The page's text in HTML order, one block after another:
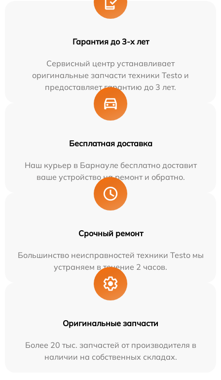
Гарантия до 3-х лет
Сервисный центр устанавливает
оригинальные запчасти техники Testo и
предоставляет гарантию до 3 лет.
Бесплатная доставка
Наш курьер в Барнауле бесплатно доставит
ваше устройство на ремонт и обратно.
Срочный ремонт
Большинство неисправностей техники Testo мы
устраняем в течение 2 часов.
Оригинальные запчасти
Более 20 тыс. запчастей от производителя в
наличии на собственных складах.